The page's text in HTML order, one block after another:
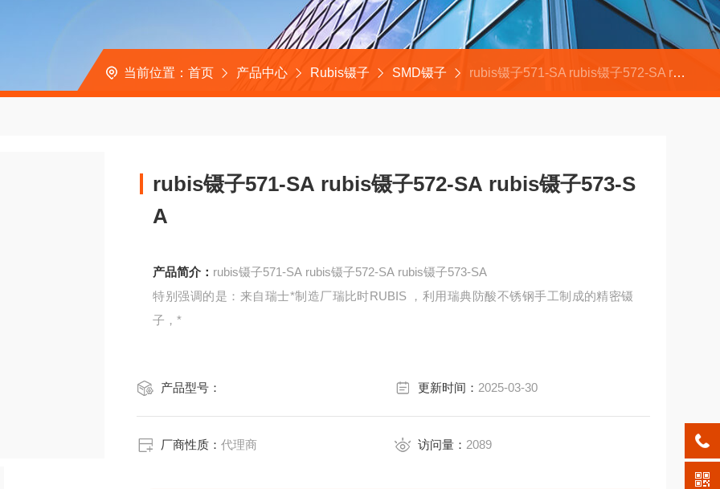
当前位置： 首页 产品中心 Rubis镊子 SMD镊子 rubis镊子571-SA rubis镊子572-SA rubis镊子573-SA
rubis镊子571-SA rubis镊子572-SA rubis镊子573-S
A
产品简介： rubis镊子571-SA rubis镊子572-SA rubis镊子573-SA
特别强调的是：来自瑞士*制造厂瑞比时RUBIS ，利用瑞典防酸不锈钢手工制成的精密镊
子，*
产品型号： 更新时间： 2025-03-30
厂商性质：代理商 访问量： 2089